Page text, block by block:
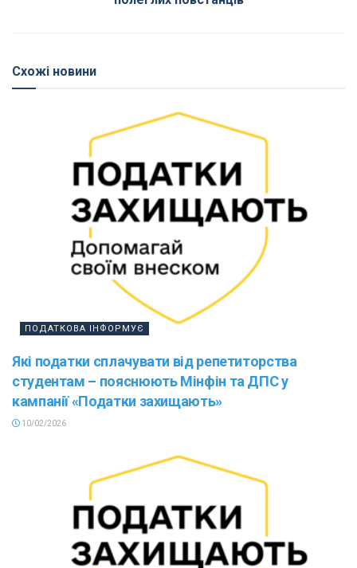
Схожі новини
ПОДАТКОВА ІНФОРМУЄ
Які податки сплачувати від репетиторства
студентам – пояснюють Мінфін та ДПС у
кампанії «Податки захищають»
10/02/2026